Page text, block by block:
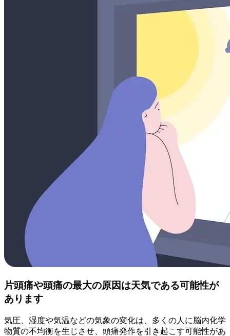
片頭痛や頭痛の最大の原因は天気である可能性が
あります
気圧、湿度や気温などの気象の変化は、多くの人に脳内化学
物質の不均衡を生じさせ、頭痛発作を引き起こす可能性があ